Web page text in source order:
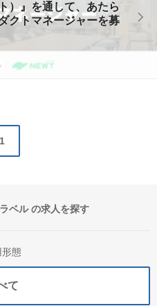
）』を通して、あたら
クトマネージャーを募
1
ベル の求人を探す
形態
て